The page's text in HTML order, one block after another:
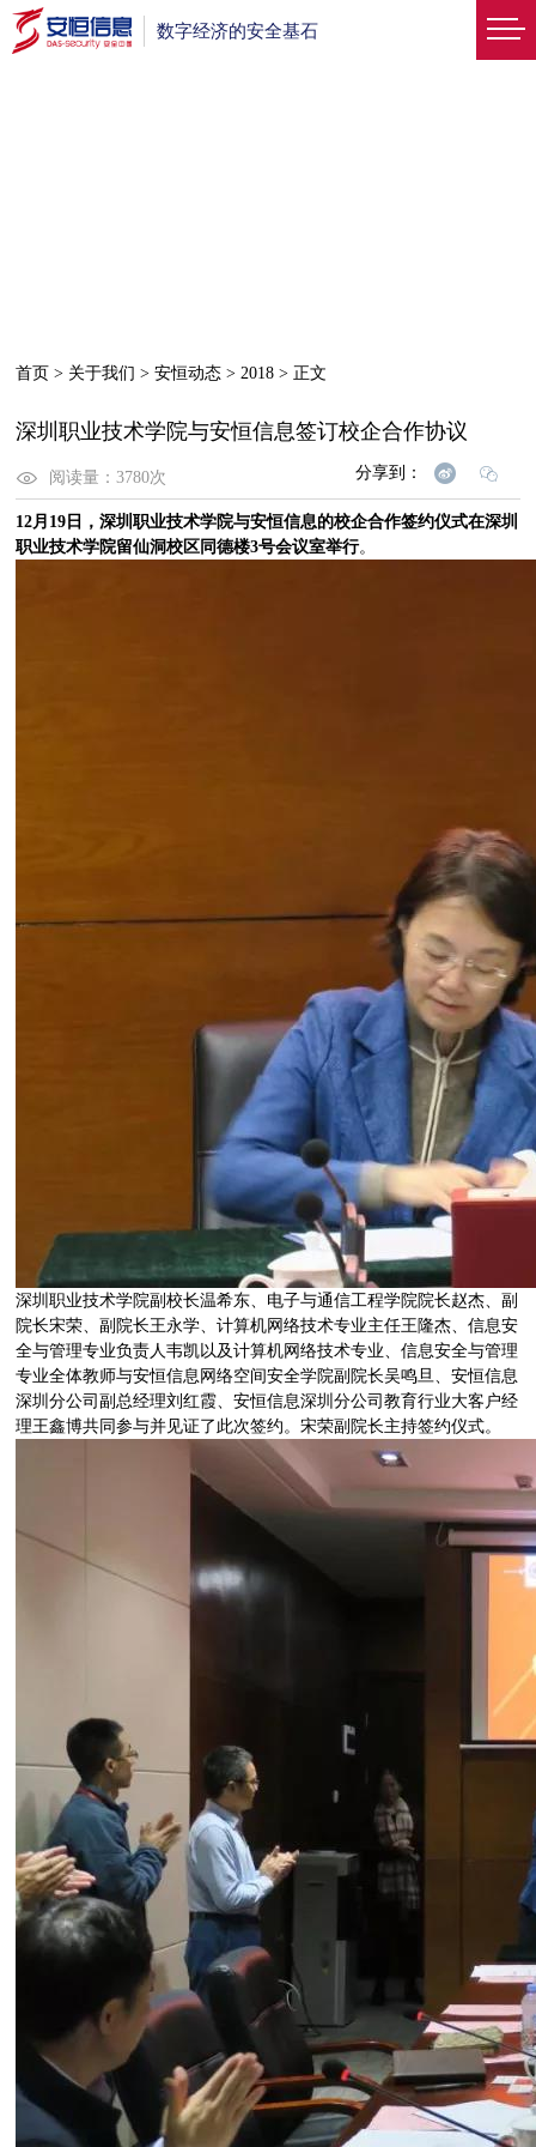
数字经济的安全基石
首页 > 关于我们 >安恒动态 >2018 > 正文
深圳职业技术学院与安恒信息签订校企合作协议
阅读量：3780次 分享到：
12月19日，深圳职业技术学院与安恒信息的校企合作签约仪式在深圳
职业技术学院留仙洞校区同德楼3号会议室举行。
深圳职业技术学院副校长温希东、电子与通信工程学院院长赵杰、副
院长宋荣、副院长王永学、计算机网络技术专业主任王隆杰、信息安
全与管理专业负责人韦凯以及计算机网络技术专业、信息安全与管理
专业全体教师与安恒信息网络空间安全学院副院长吴鸣旦、安恒信息
深圳分公司副总经理刘红霞、安恒信息深圳分公司教育行业大客户经
理王鑫博共同参与并见证了此次签约。宋荣副院长主持签约仪式。